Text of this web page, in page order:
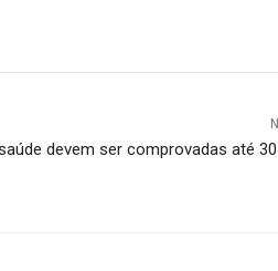
devem ser comprovadas até